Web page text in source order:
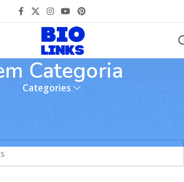
Categoria
Categories